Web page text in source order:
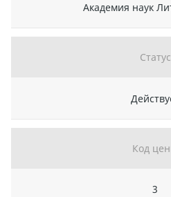
Академия наук
Статус
Код
3